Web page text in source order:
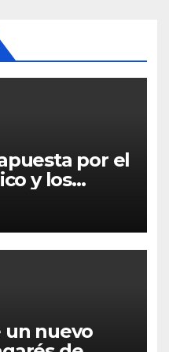
por el
y los
ganar en
un nuevo